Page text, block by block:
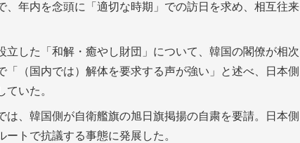
、年内を念頭に「適切な時期」での訪日を求め、相互往来
立した「和解・癒やし財団」について、韓国の閣僚が相次
（国内では）解体を要求する声が強い」と述べ、日本側
いた。
、韓国側が自衛艦旗の旭日旗掲揚の自粛を要請。日本側
トで抗議する事態に発展した。